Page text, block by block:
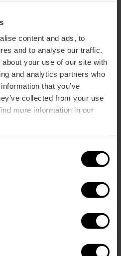
content and ads, to
and to analyse our traffic.
your use of our site with
and analytics partners who
that you’ve
collected from your use
more information in our
man
Wie man sie
benutzt
Card